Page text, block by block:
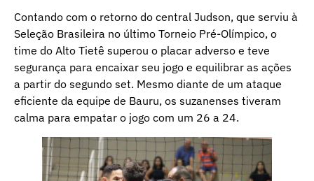
Contando com o retorno do central Judson, que serviu à
Seleção Brasileira no último Torneio Pré-Olímpico, o
time do Alto Tietê superou o placar adverso e teve
segurança para encaixar seu jogo e equilibrar as ações
a partir do segundo set. Mesmo diante de um ataque
eficiente da equipe de Bauru, os suzanenses tiveram
calma para empatar o jogo com um 26 a 24.